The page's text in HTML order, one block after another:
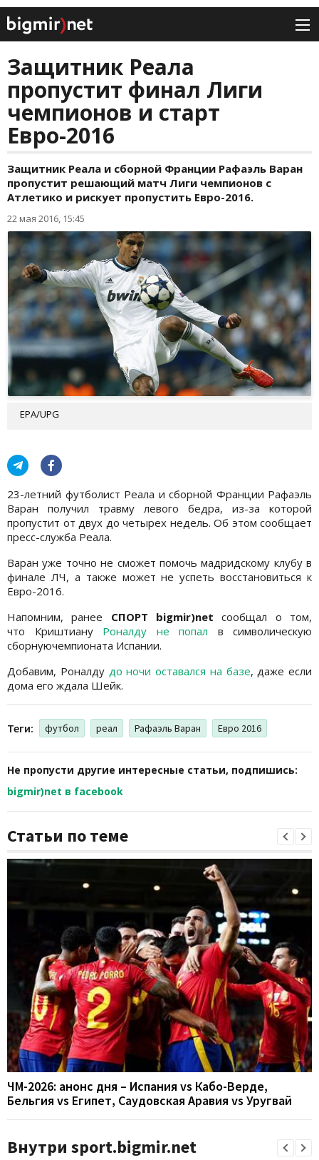
Защитник Реала
пропустит финал Лиги
чемпионов и старт
Евро-2016
Защитник Реала и сборной Франции Рафаэль Варан
пропустит решающий матч Лиги чемпионов с
Атлетико и рискует пропустить Евро-2016.
22 мая 2016, 15:45
EPA/UPG
23-летний футболист Реала и сборной Франции Рафаэль
Варан получил травму левого бедра, из-за которой
пропустит от двух до четырех недель. Об этом сообщает
пресс-служба Реала.
Варан уже точно не сможет помочь мадридскому клубу в
финале ЛЧ, а также может не успеть восстановиться к
Евро-2016.
Напомним, ранее СПОРТ bigmir)netсообщал о том,
что Криштиану Роналду не попал в символическую
сборнуючемпионата Испании.
Добавим, Роналду до ночи оставался на базе, даже если
дома его ждала Шейк.
Теги: футбол реал Рафаэль Варан Евро 2016
Не пропусти другие интересные статьи, подпишись:
bigmir)net в facebook
Статьи по теме
ЧМ-2026: анонс дня – Испания vs Кабо-Верде,
Бельгия vs Египет, Саудовская Аравия vs Уругвай
Внутри sport.bigmir.net